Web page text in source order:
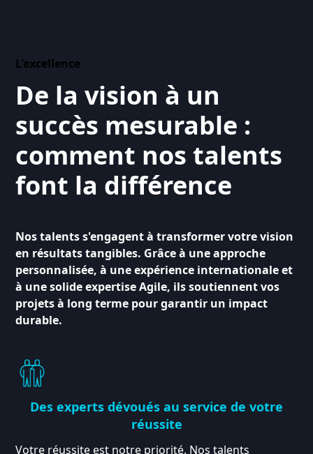
L'excellence
De la vision à un
succès mesurable :
comment nos talents
font la différence
Nos talents s'engagent à transformer votre vision
en résultats tangibles. Grâce à une approche
personnalisée, à une expérience internationale et
à une solide expertise Agile, ils soutiennent vos
projets à long terme pour garantir un impact
durable.
Des experts dévoués au service de votre
réussite
Votre réussite est notre priorité. Nos talents